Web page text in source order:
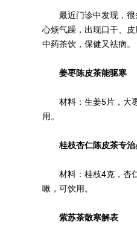
最近门诊中发现，很
心烦气躁，出现口干、
中药茶饮，保健又祛病。
姜枣陈皮茶能驱寒
材料：生姜5片，大枣
用。
桂枝杏仁陈皮茶专治
材料：桂枝4克，杏仁
嗽，可饮用。
紫苏茶散寒解表